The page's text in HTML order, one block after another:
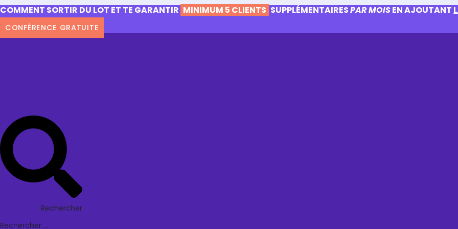
COMMENT SORTIR DU LOT ET TE GARANTIR MINIMUM 5 CLIENTS SUPPLÉMENTAIRESPAR MOISEN AJOUTANT
CONFÉRENCE GRATUITE
Rechercher